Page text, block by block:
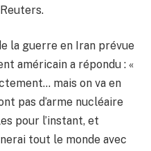
la guerre en Iran prévue
américain a répondu : «
mais on va en
pas d’arme nucléaire
pour l’instant, et
tout le monde avec